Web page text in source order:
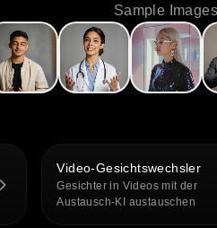
Sample Images
Video-Gesichtswechsler
Gesichter in Videos mit der
Austausch-KI austauschen